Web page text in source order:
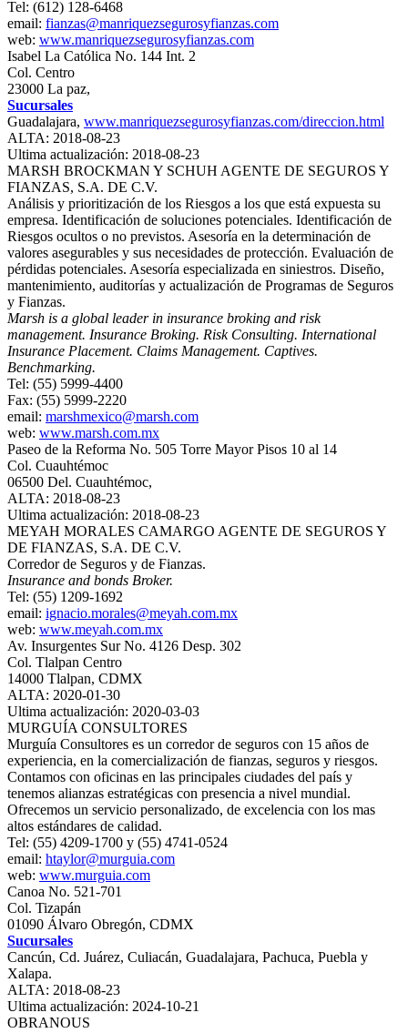
Tel: (612) 128-6468
email: fianzas@manriquezsegurosyfianzas.com
web: www.manriquezsegurosyfianzas.com
Isabel La Católica No. 144 Int. 2
Col. Centro
23000 La paz,
Sucursales
Guadalajara, www.manriquezsegurosyfianzas.com/direccion.html
ALTA: 2018-08-23
Ultima actualización: 2018-08-23
MARSH BROCKMAN Y SCHUH AGENTE DE SEGUROS Y
FIANZAS, S.A. DE C.V.
Análisis y prioritización de los Riesgos a los que está expuesta su
empresa. Identificación de soluciones potenciales. Identificación de
Riesgos ocultos o no previstos. Asesoría en la determinación de
valores asegurables y sus necesidades de protección. Evaluación de
pérdidas potenciales. Asesoría especializada en siniestros. Diseño,
mantenimiento, auditorías y actualización de Programas de Seguros
y Fianzas.
Marsh is a global leader in insurance broking and risk
management. Insurance Broking. Risk Consulting. International
Insurance Placement. Claims Management. Captives.
Benchmarking.
Tel: (55) 5999-4400
Fax: (55) 5999-2220
email: marshmexico@marsh.com
web: www.marsh.com.mx
Paseo de la Reforma No. 505 Torre Mayor Pisos 10 al 14
Col. Cuauhtémoc
06500 Del. Cuauhtémoc,
ALTA: 2018-08-23
Ultima actualización: 2018-08-23
MEYAH MORALES CAMARGO AGENTE DE SEGUROS Y
DE FIANZAS, S.A. DE C.V.
Corredor de Seguros y de Fianzas.
Insurance and bonds Broker.
Tel: (55) 1209-1692
email: ignacio.morales@meyah.com.mx
web: www.meyah.com.mx
Av. Insurgentes Sur No. 4126 Desp. 302
Col. Tlalpan Centro
14000 Tlalpan, CDMX
ALTA: 2020-01-30
Ultima actualización: 2020-03-03
MURGUÍA CONSULTORES
Murguía Consultores es un corredor de seguros con 15 años de
experiencia, en la comercialización de fianzas, seguros y riesgos.
Contamos con oficinas en las principales ciudades del país y
tenemos alianzas estratégicas con presencia a nivel mundial.
Ofrecemos un servicio personalizado, de excelencia con los mas
altos estándares de calidad.
Tel: (55) 4209-1700 y (55) 4741-0524
email: htaylor@murguia.com
web: www.murguia.com
Canoa No. 521-701
Col. Tizapán
01090 Álvaro Obregón, CDMX
Sucursales
Cancún, Cd. Juárez, Culiacán, Guadalajara, Pachuca, Puebla y
Xalapa.
ALTA: 2018-08-23
Ultima actualización: 2024-10-21
OBRANOUS